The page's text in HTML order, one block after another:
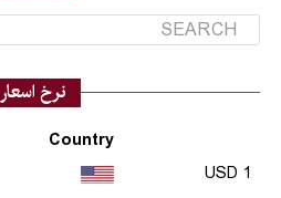
نرخ اسعار
Country
1 USD